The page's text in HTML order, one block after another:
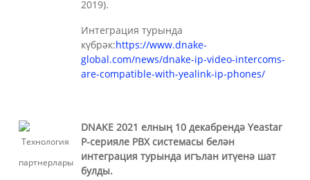
2019).
Интеграция турында
күбрәк:https://www.dnake-
global.com/news/dnake-ip-video-intercoms-
are-compatible-with-yealink-ip-phones/
DNAKE 2021 елның 10 декабрендә Yeastar
P-серияле PBX системасы белән
интеграция турында игълан итүенә шат
булды.